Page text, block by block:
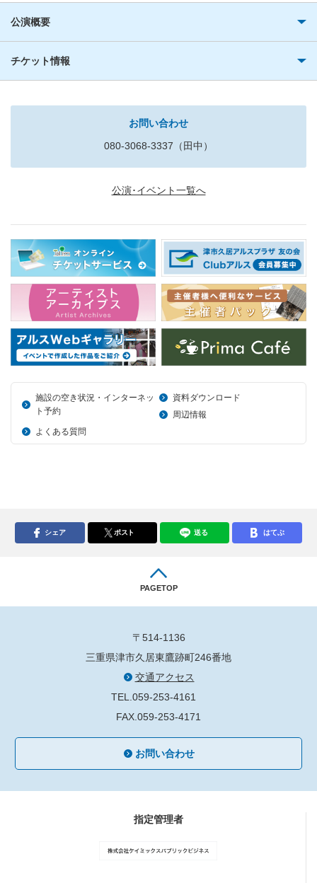
公演概要
チケット情報
お問い合わせ
080-3068-3337（田中）
公演･イベント一覧へ
施設の空き状況・インターネッ
ト予約
資料ダウンロード
周辺情報
よくある質問
シェア ポスト 送る はてぶ
PAGETOP
〒514-1136
三重県津市久居東鷹跡町246番地
交通アクセス
TEL.059-253-4161
FAX.059-253-4171
お問い合わせ
指定管理者